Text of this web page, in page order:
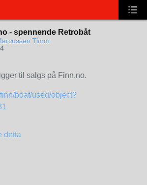
- spennende Retrobåt
Timm
til salgs på Finn.no.
boat/used/object?
detta